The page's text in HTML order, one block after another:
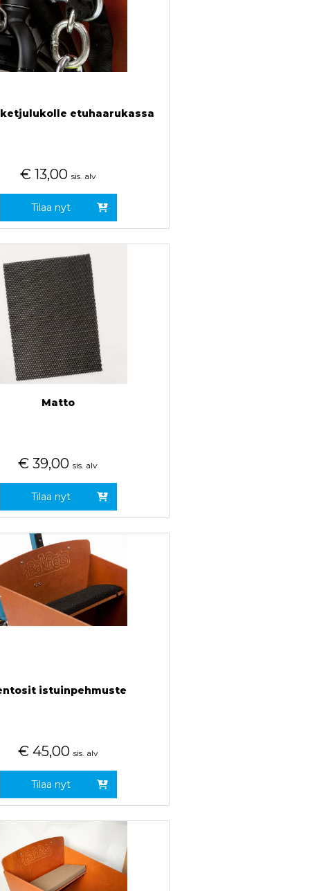
etuhaarukassa
€ 13,00 sis. alv
Tilaa nyt
Matto
€ 39,00 sis. alv
Tilaa nyt
istuinpehmuste
€ 45,00 sis. alv
Tilaa nyt